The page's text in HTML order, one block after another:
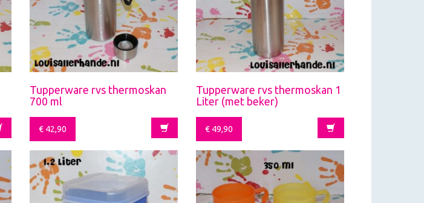
Tupperware rvs thermoskan
700 ml
€42,90
Tupperware rvs thermoskan 1
Liter (met beker)
€49,90